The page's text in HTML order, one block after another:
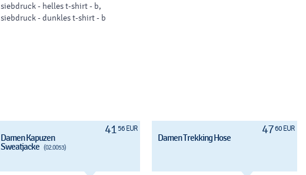
siebdruck - helles t-shirt - b,
siebdruck - dunkles t-shirt - b
41 56 EUR
Damen Kapuzen
Sweatjacke (02.0053)
4760 EUR
Damen Trekking Hose